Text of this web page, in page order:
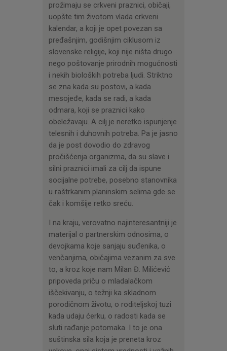
prožimaju se crkveni praznici, običaji,
uopšte tim životom vlada crkveni
kalendar, a koji je opet povezan sa
pređašnjim, godišnjim ciklusom iz
slovenske religije, koji nije ništa drugo
nego poštovanje prirodnih mogućnosti
i nekih bioloških potreba ljudi. Striktno
se zna kada su postovi, a kada
mesojeđe, kada se radi, a kada
odmara, koji se praznici kako
obeležavaju. A cilj je neretko ispunjenje
telesnih i duhovnih potreba. Pa je jasno
da je post dovodio do zdravog
pročišćenja organizma, da su slave i
silni praznici imali za cilj da ispune
socijalne potrebe, posebno stanovnika
u raštrkanim planinskim selima gde se
čak i komšije retko sreću.
I na kraju, verovatno najinteresantniji je
materijal o partnerskim odnosima, o
devojkama koje sanjaju suđenika, o
venčanjima, običajima vezanim za sve
to, a kroz koje nam Milan Đ. Milićević
pripoveda priču o mladalačkom
iščekivanju, o težnji ka skladnom
porodičnom životu, o roditeljskoj tuzi
kada udaju ćerku, o radosti kada se
sluti rađanje potomaka. I to je ona
suštinska sila koja je preneta kroz